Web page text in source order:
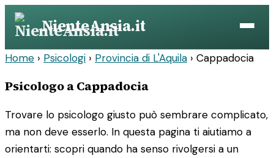
Vai
contenuto
NienteAnsia.it
Home › Psicologi › Provincia di L'Aquila › Cappadocia
Psicologo a Cappadocia
Trovare lo psicologo giusto può sembrare complicato,
ma non deve esserlo. In questa pagina ti aiutiamo a
orientarti: scopri quando ha senso rivolgersi a un